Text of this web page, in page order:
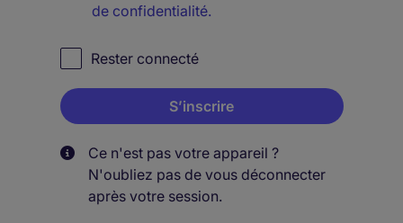
de confidentialité.
Rester connecté
Ce n'est pas votre appareil ?
N'oubliez pas de vous déconnecter
après votre session.